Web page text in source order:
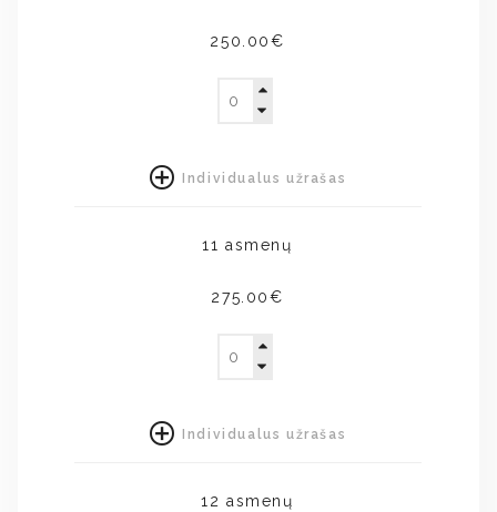
250.00€
Individualus užrašas
11 asmenų
275.00€
Individualus užrašas
12 asmenų